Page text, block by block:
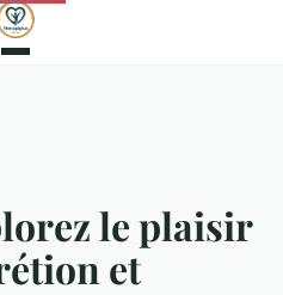
le plaisir
et